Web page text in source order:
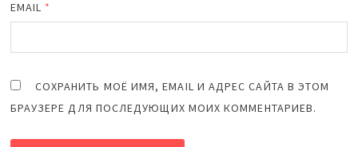
EMAIL *
СОХРАНИТЬ МОЁ ИМЯ, EMAIL И АДРЕС САЙТА В ЭТОМ
БРАУЗЕРЕ ДЛЯ ПОСЛЕДУЮЩИХ МОИХ КОММЕНТАРИЕВ.